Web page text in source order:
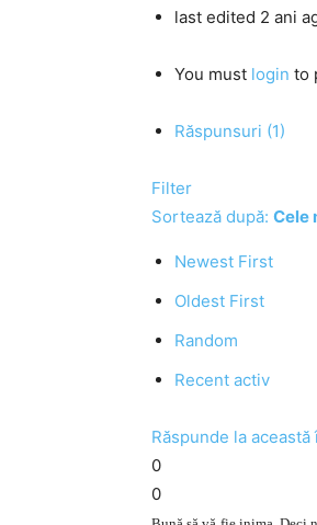
last edited 2 ani
You must login to
Răspunsuri (1)
Filter
Sortează după: Cele
Newest First
Oldest First
Random
Recent activ
Răspunde la
0
0